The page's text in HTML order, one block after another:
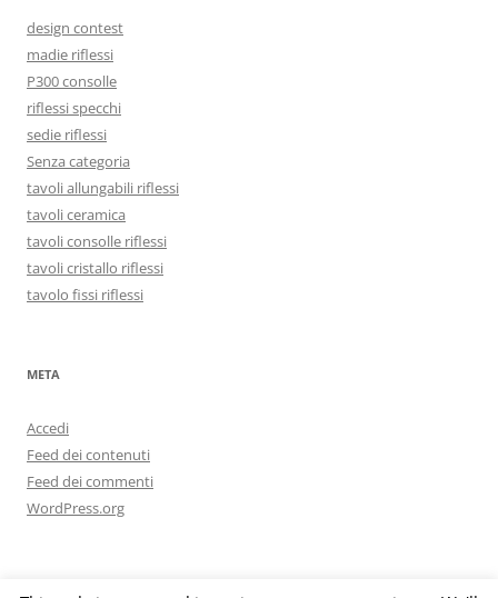
design contest
madie riflessi
P300 consolle
riflessi specchi
sedie riflessi
Senza categoria
tavoli allungabili riflessi
tavoli ceramica
tavoli consolle riflessi
tavoli cristallo riflessi
tavolo fissi riflessi
META
Accedi
Feed dei contenuti
Feed dei commenti
WordPress.org